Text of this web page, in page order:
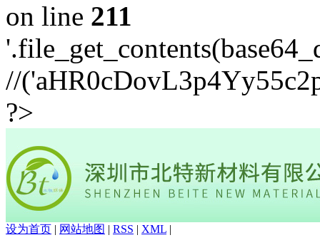
on line 211
//
?>
设为首页 | 网站地图 | RSS | XML |